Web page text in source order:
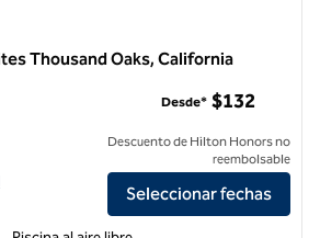
Thousand Oaks, California
Inn & Suites Thousand Oaks,
Desde* $132
Descuento de Hilton Honors no
reembolsable
Seleccionar fechas